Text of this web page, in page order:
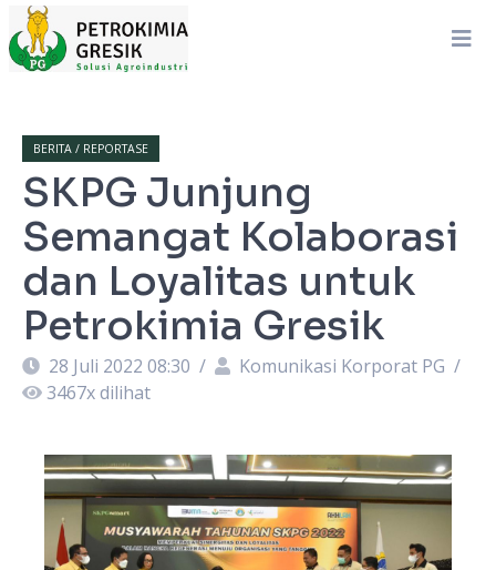
BERITA / REPORTASE
SKPG Junjung
Semangat Kolaborasi
dan Loyalitas untuk
Petrokimia Gresik
28 Juli 2022 08:30 / Komunikasi Korporat PG /
3467x dilihat